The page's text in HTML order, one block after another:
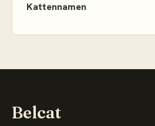
Kattennamen
Belcat